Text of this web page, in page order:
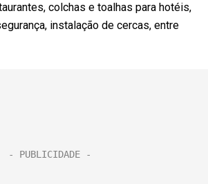
colchas e toalhas para hotéis,
instalação de cercas, entre